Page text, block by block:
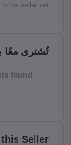
the seller yet
تُشترى معًا
found!
Seller